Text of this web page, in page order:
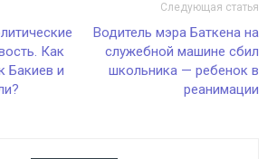
Как
Бакиев и
Следующая статья
Водитель мэра Баткена на
служебной машине сбил
школьника — ребенок в
реанимации